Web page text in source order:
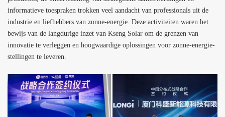
informatieve toespraken trokken veel aandacht van professionals uit de
industrie en liefhebbers van zonne-energie. Deze activiteiten waren het
bewijs van de langdurige inzet van Kseng Solar om de grenzen van
innovatie te verleggen en hoogwaardige oplossingen voor zonne-energie-
stellingen te leveren.